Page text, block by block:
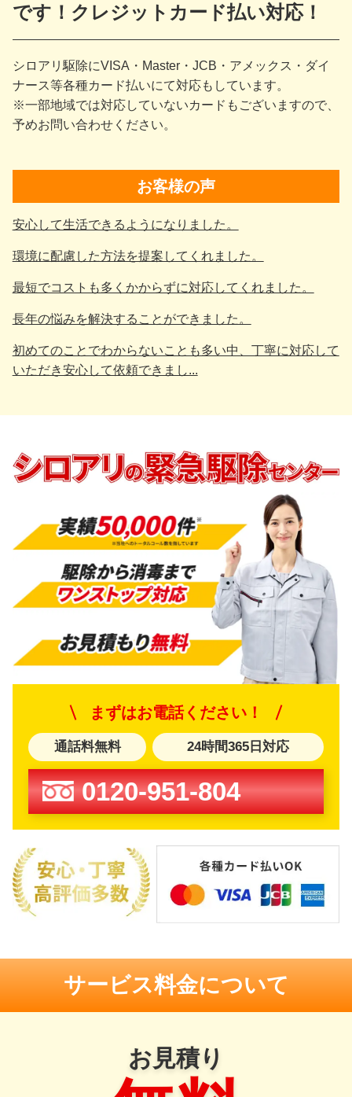
です！クレジットカード払い対応！
シロアリ駆除にVISA・Master・JCB・アメックス・ダイ
ナース等各種カード払いにて対応もしています。
※一部地域では対応していないカードもございますので、
予めお問い合わせください。
お客様の声
安心して生活できるようになりました。
環境に配慮した方法を提案してくれました。
最短でコストも多くかからずに対応してくれました。
長年の悩みを解決することができました。
初めてのことでわからないことも多い中、丁寧に対応して
いただき安心して依頼できまし...
まずはお電話ください！
通話料無料 24時間365日対応
0120-951-804
サービス料金について
お見積り